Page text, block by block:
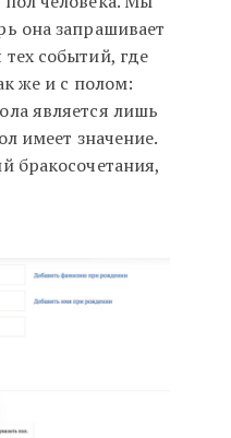
она запрашивает
событий, где
же и с полом:
является лишь
имеет значение.
бракосочетания,